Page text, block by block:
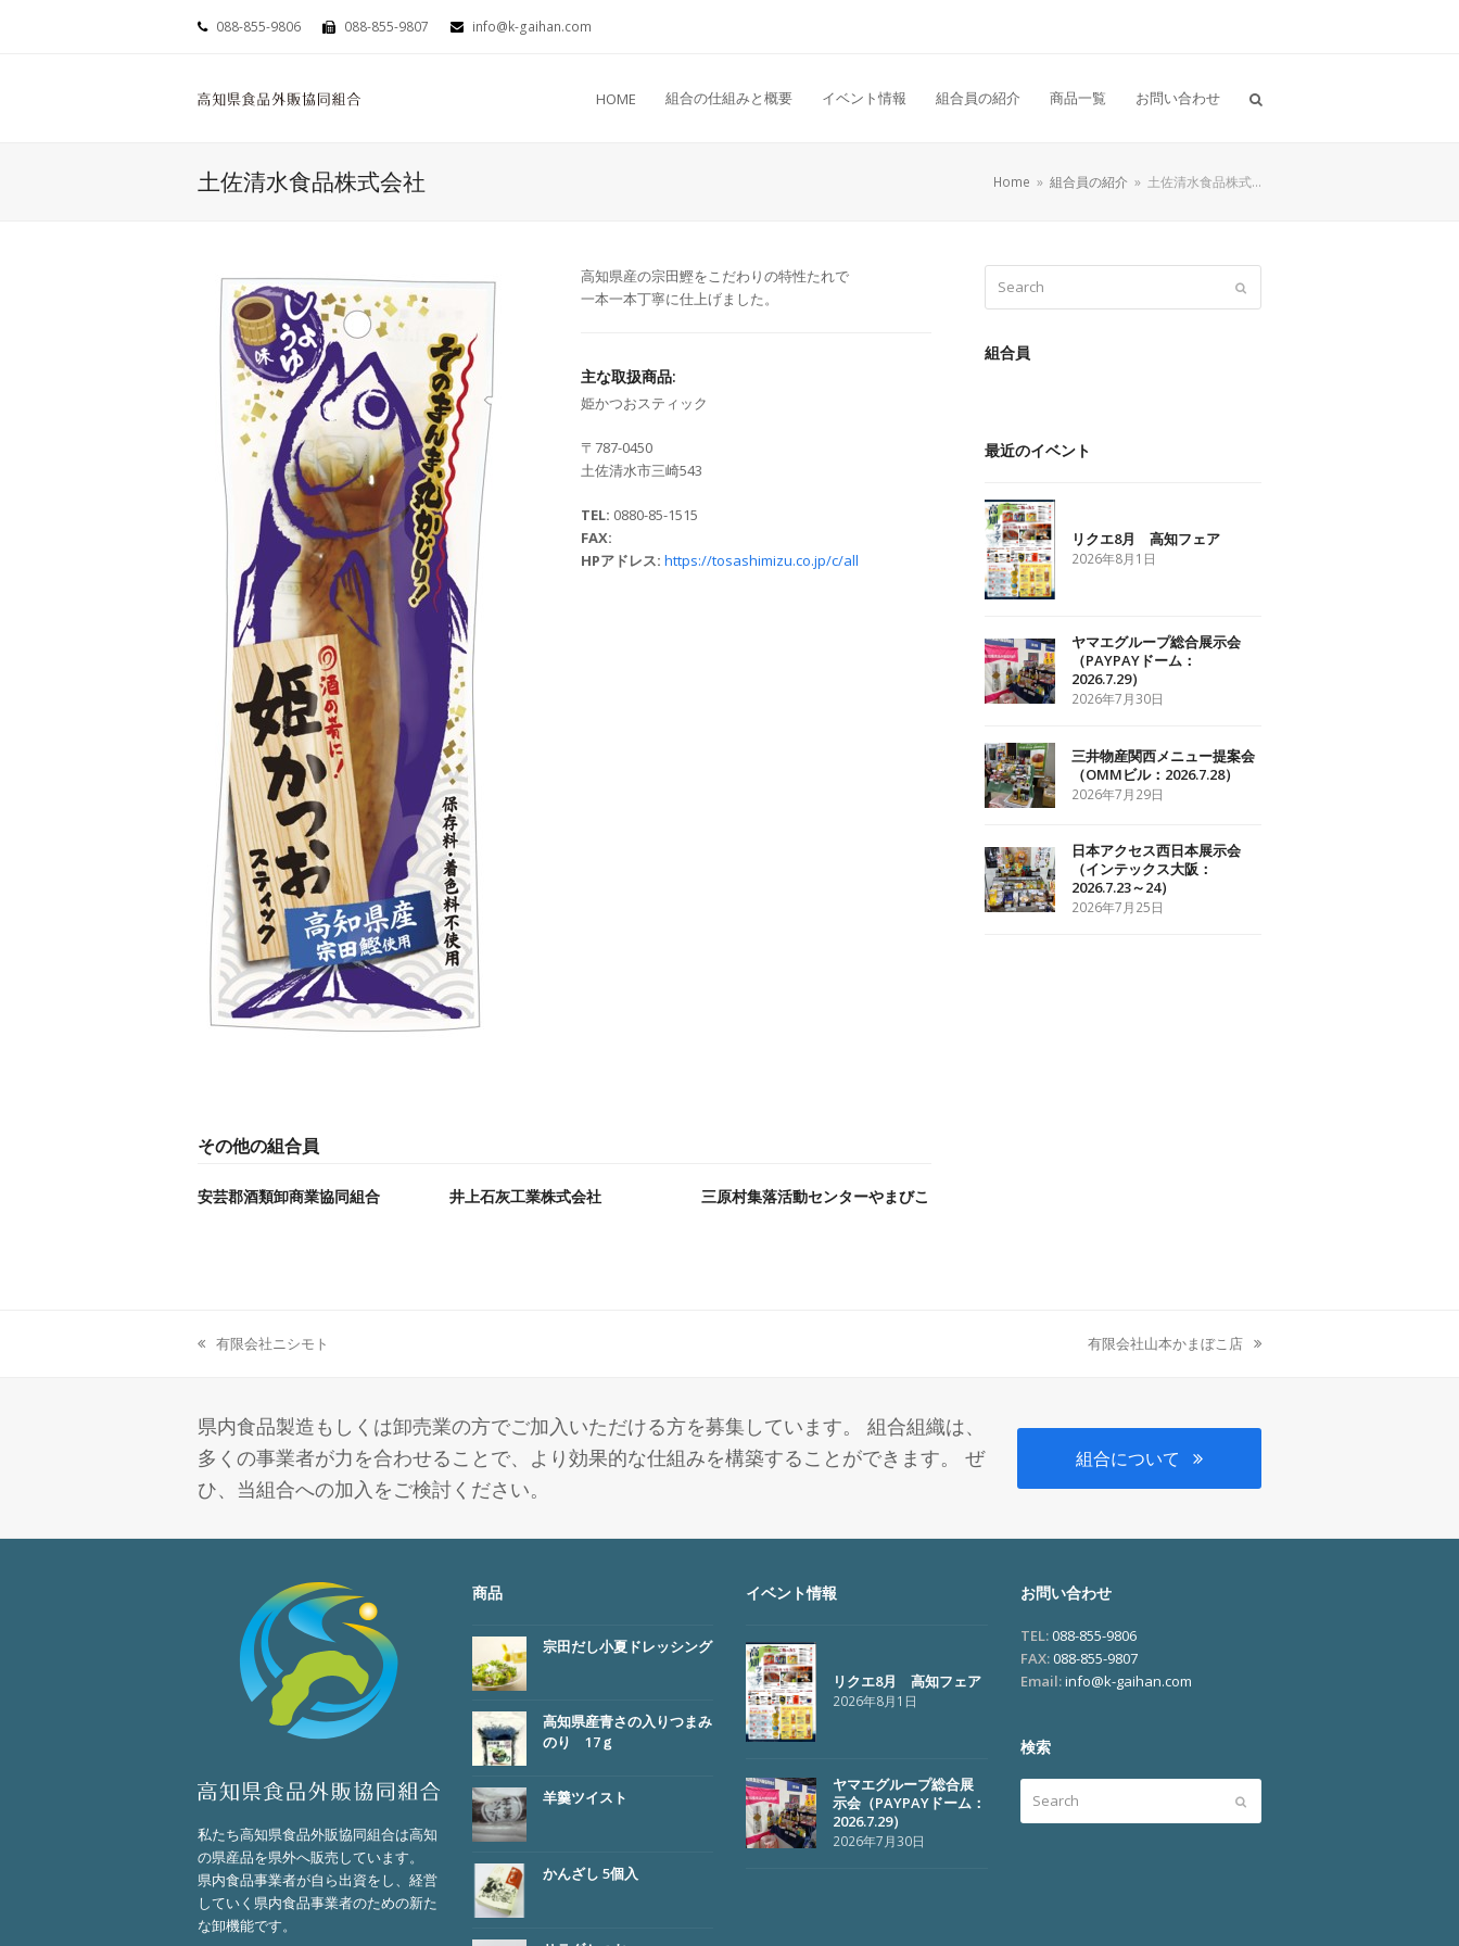
088-855-9806 088-855-9807 info@k-gaihan.com
HOME 組合の仕組みと概要 イベント情報 組合員の紹介 商品一覧 お問い合わせ
土佐清水食品株式会社 Home » 組合員の紹介 » 土佐清水食品株式…
高知県産の宗田鰹をこだわりの特性たれで
一本一本丁寧に仕上げました。
主な取扱商品:
姫かつおスティック
〒787-0450
土佐清水市三崎543
TEL: 0880-85-1515
FAX:
HPアドレス: https://tosashimizu.co.jp/c/all
その他の組合員
安芸郡酒類卸商業協同組合 井上石灰工業株式会社 三原村集落活動センターやまびこ
組合員
最近のイベント
リクエ8月 高知フェア
2026年8月1日
ヤマエグループ総合展示会
（PAYPAYドーム：
2026.7.29）
2026年7月30日
三井物産関西メニュー提案会
（OMMビル：2026.7.28）
2026年7月29日
日本アクセス西日本展示会
（インテックス大阪：
2026.7.23～24）
2026年7月25日
previous
有限会社ニシモト
next
有限会社山本かまぼこ店
県内食品製造もしくは卸売業の方でご加入いただける方を募集しています。 組合組織は、
多くの事業者が力を合わせることで、より効果的な仕組みを構築することができます。 ぜ
ひ、当組合への加入をご検討ください。
組合について
私たち高知県食品外販協同組合は高知
の県産品を県外へ販売しています。
県内食品事業者が自ら出資をし、経営
していく県内食品事業者のための新た
な卸機能です。
商品
宗田だし小夏ドレッシング
高知県産青さの入りつまみ
のり 17ｇ
羊羹ツイスト
かんざし 5個入
イベント情報
リクエ8月 高知フェア
2026年8月1日
ヤマエグループ総合展
示会（PAYPAYドーム：
2026.7.29）
2026年7月30日
お問い合わせ
TEL:088-855-9806
FAX:088-855-9807
Email:info@k-gaihan.com
検索